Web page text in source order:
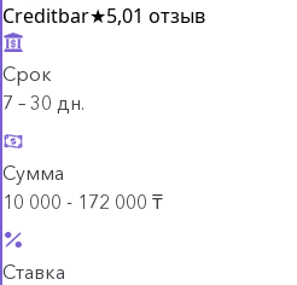
Creditbar★5,01 отзыв
Срок
7 – 30 дн.
Сумма
10 000 - 172 000 ₸
Ставка